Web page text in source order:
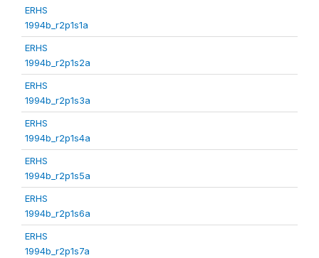
ERHS
1994b_r2p1s1a
ERHS
1994b_r2p1s2a
ERHS
1994b_r2p1s3a
ERHS
1994b_r2p1s4a
ERHS
1994b_r2p1s5a
ERHS
1994b_r2p1s6a
ERHS
1994b_r2p1s7a